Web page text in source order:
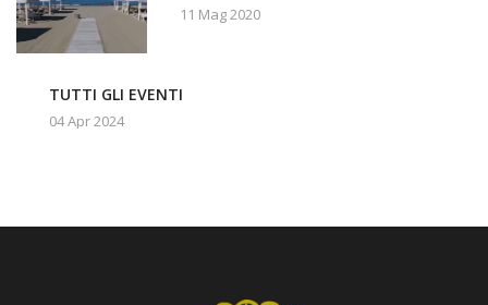
11 Mag 2020
TUTTI GLI EVENTI
04 Apr 2024